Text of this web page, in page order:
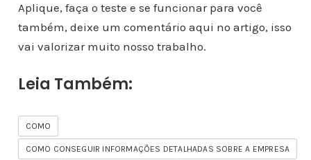
Aplique, faça o teste e se funcionar para você
também, deixe um comentário aqui no artigo, isso
vai valorizar muito nosso trabalho.
Leia Também:
COMO
COMO CONSEGUIR INFORMAÇÕES DETALHADAS SOBRE A EMPRESA